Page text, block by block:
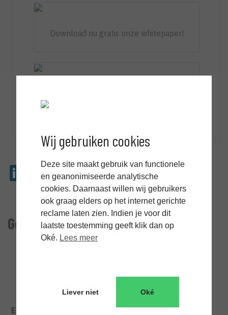
Wij gebruiken cookies
Deze site maakt gebruik van functionele
en geanonimiseerde analytische
cookies. Daarnaast willen wij gebruikers
ook graag elders op het internet gerichte
reclame laten zien. Indien je voor dit
laatste toestemming geeft klik dan op
Oké. Lees meer
Liever niet Oké
Download nu gratis onze whitepaper!
LinkedIn
Twitter
Facebook
EmailWhatsApp
Message
Copy
Link
Gerelateerde Berichten
EMVI plan schrijven: Hapklare brokken